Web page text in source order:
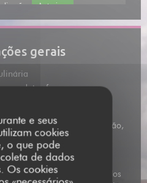
e seus
cookies
o que pode
de dados
Os cookies
Autorizar
gerais
produtos frescos
reduzida, Privatização,
pagamento
Pagamento móvel, Títulos